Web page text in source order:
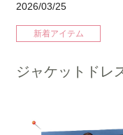
2026/03/25
新着アイテム
ジャケットドレ